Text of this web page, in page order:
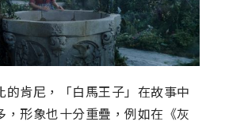
的肯尼，「白馬王子」在故事中
，形象也十分重疊，例如在《灰